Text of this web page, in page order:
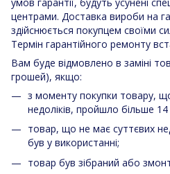
центрами. Доставка вироби на
здійснюється покупцем своїми
Термін гарантійного ремонту
Вам буде відмовлено в заміні
грошей), якщо:
з моменту покупки товару,
недоліків, пройшло більше 14
товар, що не має суттєвих
був у використанні;
товар був зібраний або